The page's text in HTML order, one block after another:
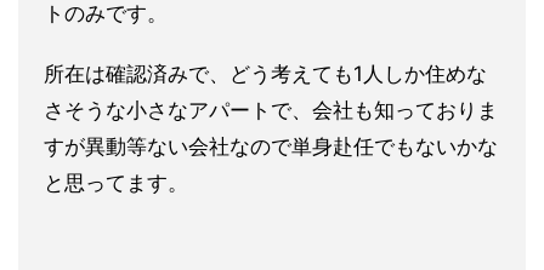
トのみです。
所在は確認済みで、どう考えても1人しか住めな
さそうな小さなアパートで、会社も知っておりま
すが異動等ない会社なので単身赴任でもないかな
と思ってます。